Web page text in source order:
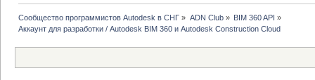
Сообщество программистов Autodesk в СНГ » ADN Club» BIM 360 API »
Аккаунт для разработки / Autodesk BIM 360 и Autodesk Construction Cloud